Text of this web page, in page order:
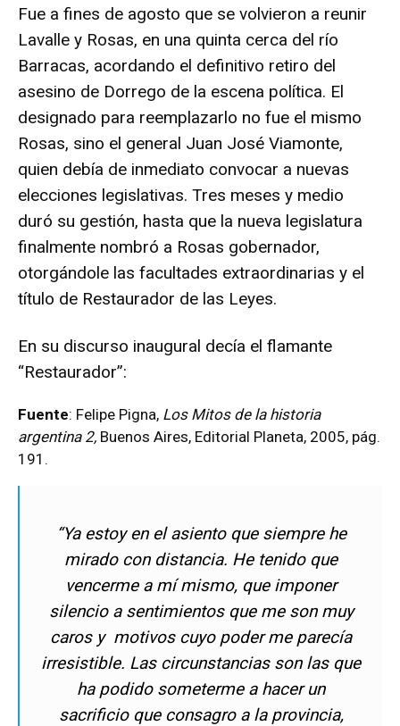
Fue a fines de agosto que se volvieron a reunir
Lavalle y Rosas, en una quinta cerca del río
Barracas, acordando el definitivo retiro del
asesino de Dorrego de la escena política. El
designado para reemplazarlo no fue el mismo
Rosas, sino el general Juan José Viamonte,
quien debía de inmediato convocar a nuevas
elecciones legislativas. Tres meses y medio
duró su gestión, hasta que la nueva legislatura
finalmente nombró a Rosas gobernador,
otorgándole las facultades extraordinarias y el
título de Restaurador de las Leyes.
En su discurso inaugural decía el flamante
“Restaurador”:
Fuente: Felipe Pigna, Los Mitos de la historia
argentina 2, Buenos Aires, Editorial Planeta, 2005, pág.
191.
“Ya estoy en el asiento que siempre he
mirado con distancia. He tenido que
vencerme a mí mismo, que imponer
silencio a sentimientos que me son muy
caros y motivos cuyo poder me parecía
irresistible. Las circunstancias son las que
ha podido someterme a hacer un
sacrificio que consagro a la provincia,